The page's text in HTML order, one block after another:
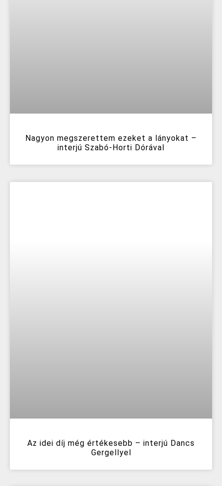
Nagyon megszerettem ezeket a lányokat –
interjú Szabó-Horti Dórával
Az idei díj még értékesebb – interjú Dancs
Gergellyel